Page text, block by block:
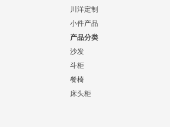
川洋定制
小件产品
产品分类
沙发
斗柜
餐椅
床头柜